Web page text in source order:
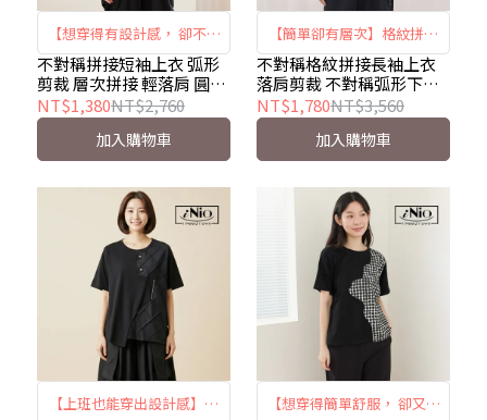
【想穿得有設計感， 卻不想
讓穿搭看起來太用力的時
候】 ｜弧形拼接 × 異材質
層次 × 自然修飾｜iNio
CHW1025
不對稱拼接短袖上衣 弧形
剪裁 層次拼接 輕落肩 圓領
棉T iNio衣著美學
CHW1025
NT$1,380NT$2,760
加入購物車
【簡單卻有層次】格紋拼接
設計上衣 ｜不對稱拼接 ×
自然落肩 × 弧形下襬｜iNio
CEW1895
不對稱格紋拼接長袖上衣
落肩剪裁 不對稱弧形下襬
特殊口袋 長袖棉T iNio衣
著美學 CEW1895
NT$1,780NT$3,560
加入購物車
【上班也能穿出設計感】不
【想穿得簡單舒服， 卻又不